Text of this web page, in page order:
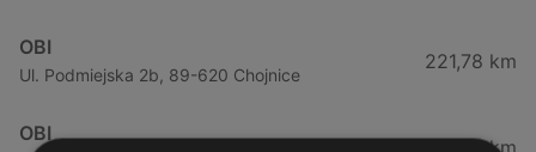
OBI
Ul. Podmiejska 2b, 89-620 Chojnice
221,78 km
OBI
248,17 km